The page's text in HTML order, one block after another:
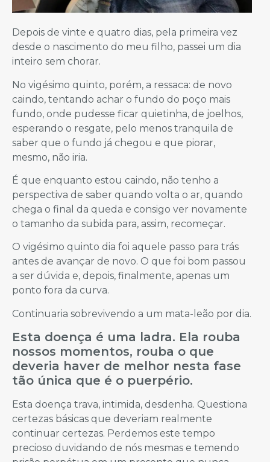
Depois de vinte e quatro dias, pela primeira vez
desde o nascimento do meu filho, passei um dia
inteiro sem chorar.
No vigésimo quinto, porém, a ressaca: de novo
caindo, tentando achar o fundo do poço mais
fundo, onde pudesse ficar quietinha, de joelhos,
esperando o resgate, pelo menos tranquila de
saber que o fundo já chegou e que piorar,
mesmo, não iria.
É que enquanto estou caindo, não tenho a
perspectiva de saber quando volta o ar, quando
chega o final da queda e consigo ver novamente
o tamanho da subida para, assim, recomeçar.
O vigésimo quinto dia foi aquele passo para trás
antes de avançar de novo. O que foi bom passou
a ser dúvida e, depois, finalmente, apenas um
ponto fora da curva.
Continuaria sobrevivendo a um mata-leão por dia.
Esta doença é uma ladra. Ela rouba
nossos momentos, rouba o que
deveria haver de melhor nesta fase
tão única que é o puerpério.
Esta doença trava, intimida, desdenha. Questiona
certezas básicas que deveriam realmente
continuar certezas. Perdemos este tempo
precioso duvidando de nós mesmas e temendo